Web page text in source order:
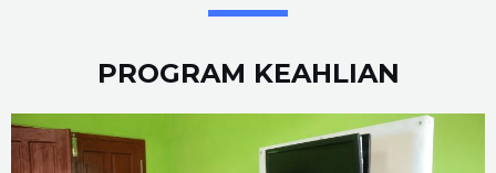
PROGRAM KEAHLIAN